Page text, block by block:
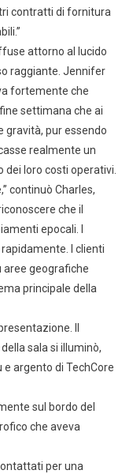
contratti di fornitura
attorno al lucido
raggiante. Jennifer
fortemente che
settimana che ai
gravità, pur essendo
realmente un
dei loro costi operativi.
continuò Charles,
che il
epocali. I
I clienti
aree geografiche
principale della
Il
sala si illuminò,
argento di TechCore
sul bordo del
che aveva
per una